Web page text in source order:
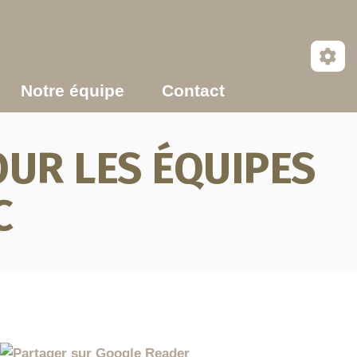
Notre équipe Contact
LES ÉQUIPES